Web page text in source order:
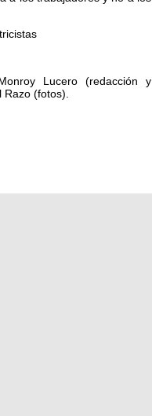
Lucero (redacción y
(fotos).